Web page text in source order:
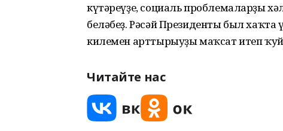
күтәреүҙе, социаль проблемаларҙы
беләбеҙ. Рәсәй Президенты был
килемен арттырыуҙы маҡсат итеп
Читайте нас